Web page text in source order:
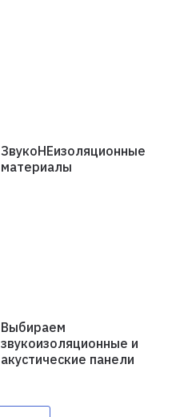
ЗвукоНЕизоляционные
материалы
Выбираем
звукоизоляционные и
акустические панели